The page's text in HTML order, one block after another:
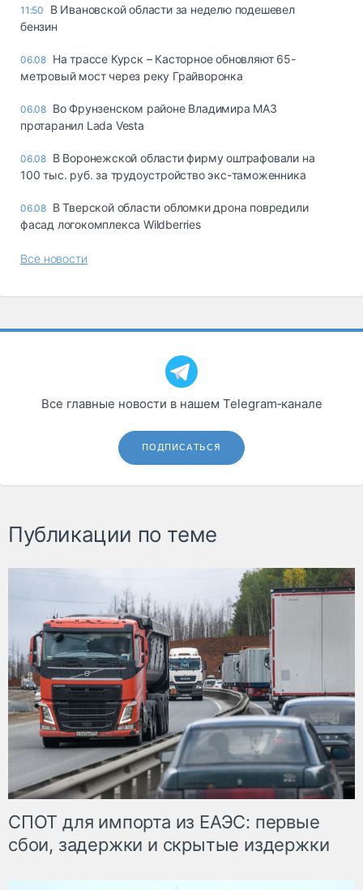
11:50
В Ивановской области за неделю подешевел
бензин
06.08 На трассе Курск – Касторное обновляют 65-
метровый мост через реку Грайворонка
06.08 Во Фрунзенском районе Владимира МАЗ
протаранил Lada Vesta
06.08 В Воронежской области фирму оштрафовали на
100 тыс. руб. за трудоустройство экс-таможенника
06.08 В Тверской области обломки дрона повредили
фасад логокомплекса Wildberries
Все новости
Все главные новости в нашем Telegram‑канале
ПОДПИСАТЬСЯ
Публикации по теме
СПОТ для импорта из ЕАЭС: первые
сбои, задержки и скрытые издержки